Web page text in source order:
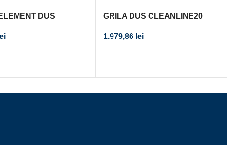
DUS
lei
GRILA DUS CLEANLINE20
130CM CAL. I
1.979,86 lei